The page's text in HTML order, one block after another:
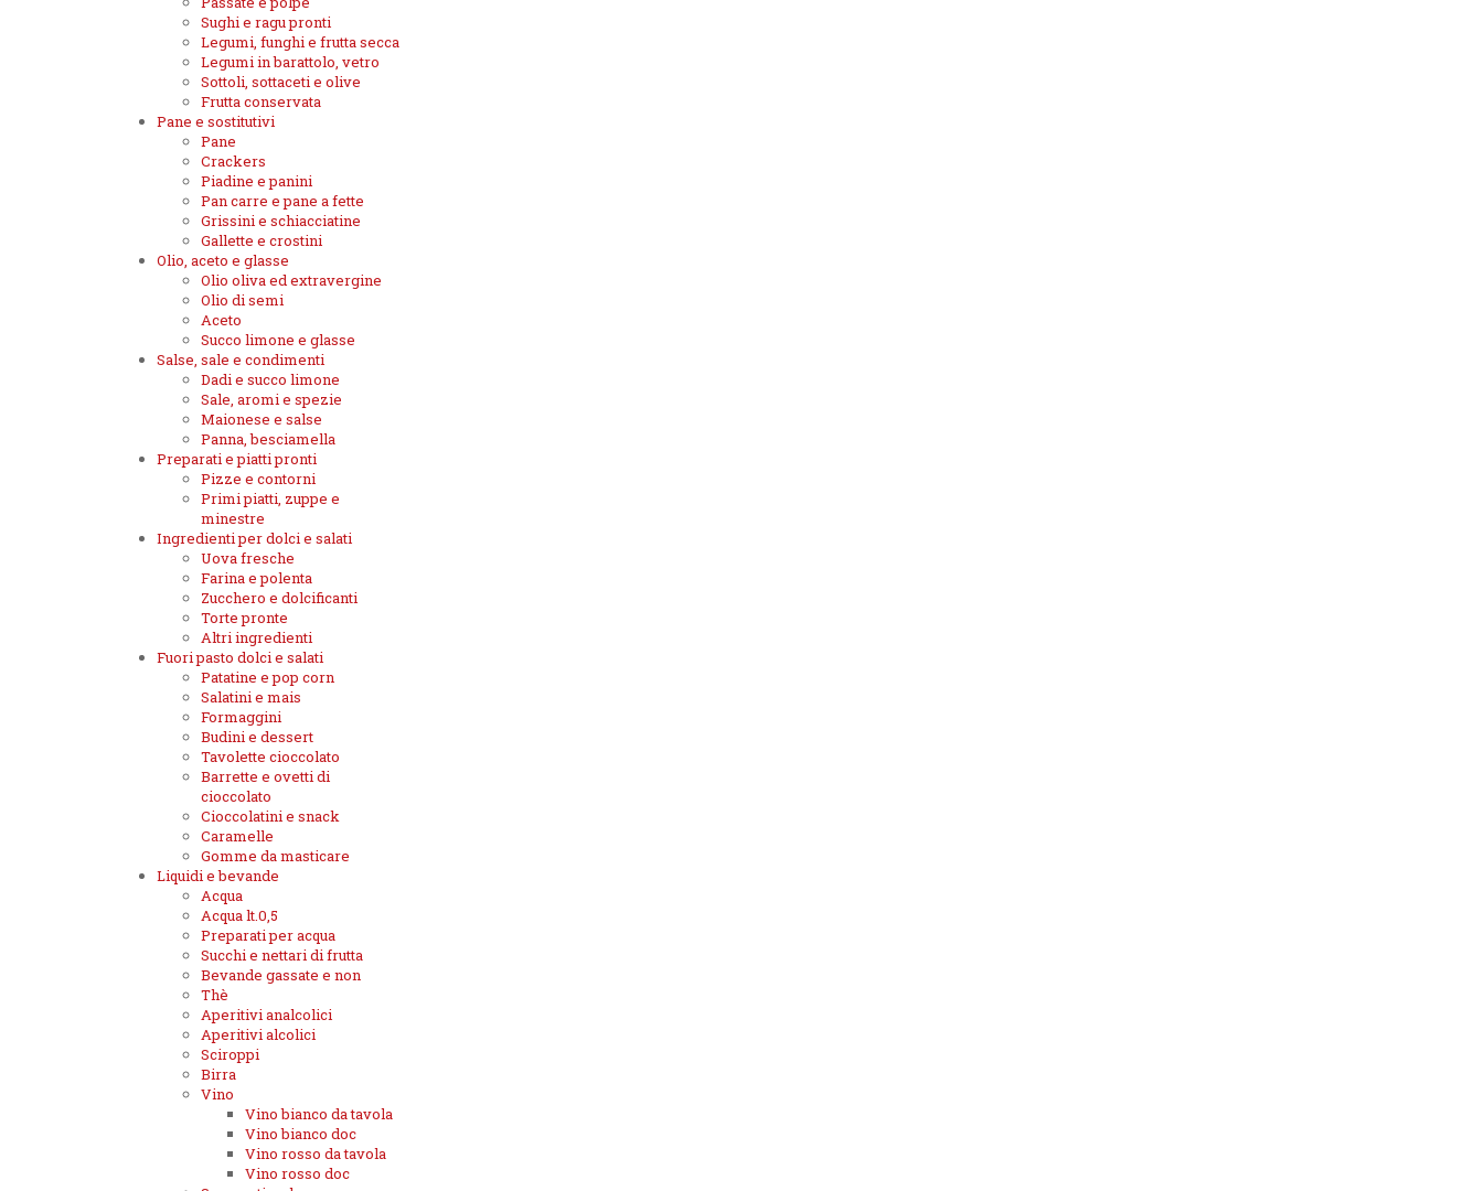
Sughi e ragu pronti
Legumi, funghi e frutta secca
Legumi in barattolo, vetro
Sottoli, sottaceti e olive
Frutta conservata
Pane e sostitutivi
Pane
Crackers
Piadine e panini
Pan carre e pane a fette
Grissini e schiacciatine
Gallette e crostini
Olio, aceto e glasse
Olio oliva ed extravergine
Olio di semi
Aceto
Succo limone e glasse
Salse, sale e condimenti
Dadi e succo limone
Sale, aromi e spezie
Maionese e salse
Panna, besciamella
Preparati e piatti pronti
Pizze e contorni
Primi piatti, zuppe e
minestre
Ingredienti per dolci e salati
Uova fresche
Farina e polenta
Zucchero e dolcificanti
Torte pronte
Altri ingredienti
Fuori pasto dolci e salati
Patatine e pop corn
Salatini e mais
Formaggini
Budini e dessert
Tavolette cioccolato
Barrette e ovetti di
cioccolato
Cioccolatini e snack
Caramelle
Gomme da masticare
Liquidi e bevande
Acqua
Acqua lt.0,5
Preparati per acqua
Succhi e nettari di frutta
Bevande gassate e non
Thè
Aperitivi analcolici
Aperitivi alcolici
Sciroppi
Birra
Vino
Vino bianco da tavola
Vino bianco doc
Vino rosso da tavola
Vino rosso doc